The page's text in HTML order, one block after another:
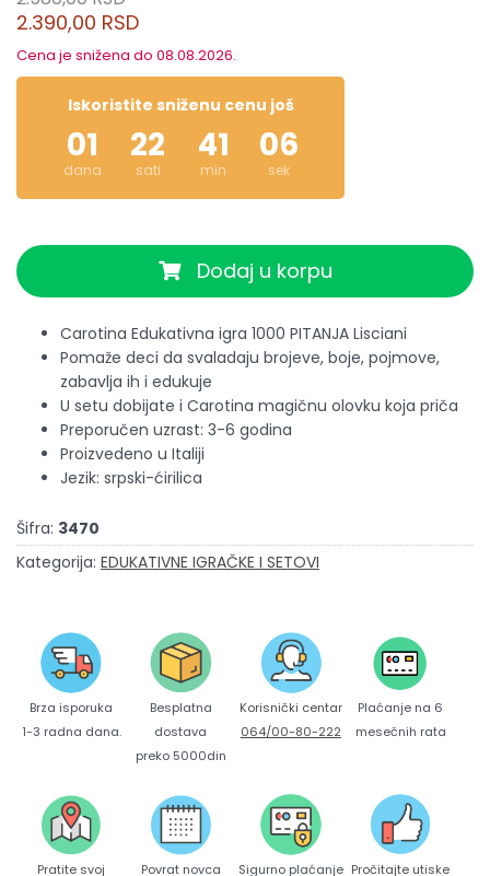
2.390,00 RSD
Cena je snižena do 08.08.2026.
Iskoristite sniženu cenu još
01
dana
22
sati
41
min
05
sek
Dodaj u korpu
Carotina Edukativna igra 1000 PITANJA Lisciani
Pomaže deci da svaladaju brojeve, boje, pojmove,
zabavlja ih i edukuje
U setu dobijate i Carotina magičnu olovku koja priča
Preporučen uzrast: 3-6 godina
Proizvedeno u Italiji
Jezik: srpski-ćirilica
Šifra: 3470
Kategorija: EDUKATIVNE IGRAČKE I SETOVI
Brza isporuka
1-3 radna dana.
Besplatna
dostava
preko 5000din
Korisnički centar
064/00-80-222
Plaćanje na 6
mesečnih rata
Pratite svoj
Povrat novca
Sigurno plaćanje Pročitajte utiske